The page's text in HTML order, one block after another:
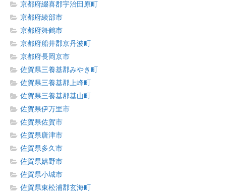
京都府綴喜郡宇治田原町
京都府綾部市
京都府舞鶴市
京都府船井郡京丹波町
京都府長岡京市
佐賀県三養基郡みやき町
佐賀県三養基郡上峰町
佐賀県三養基郡基山町
佐賀県伊万里市
佐賀県佐賀市
佐賀県唐津市
佐賀県多久市
佐賀県嬉野市
佐賀県小城市
佐賀県東松浦郡玄海町